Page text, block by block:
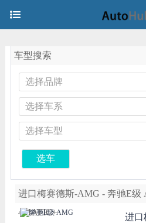
车型搜索
选择品牌
选择车系
选择车型
选车
进口梅赛德斯-AMG - 奔驰E级
4MATIC+
进口